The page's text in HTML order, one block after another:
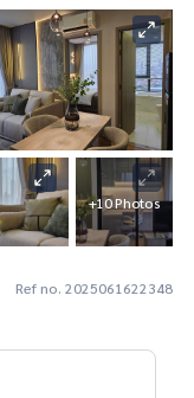
+10 Photos
Ref no. 2025061622348